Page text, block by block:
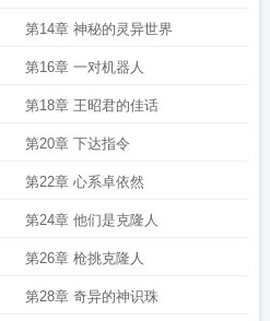
第14章 神秘的灵异世界
第16章 一对机器人
第18章 王昭君的佳话
第20章 下达指令
第22章 心系卓依然
第24章 他们是克隆人
第26章 枪挑克隆人
第28章 奇异的神识珠